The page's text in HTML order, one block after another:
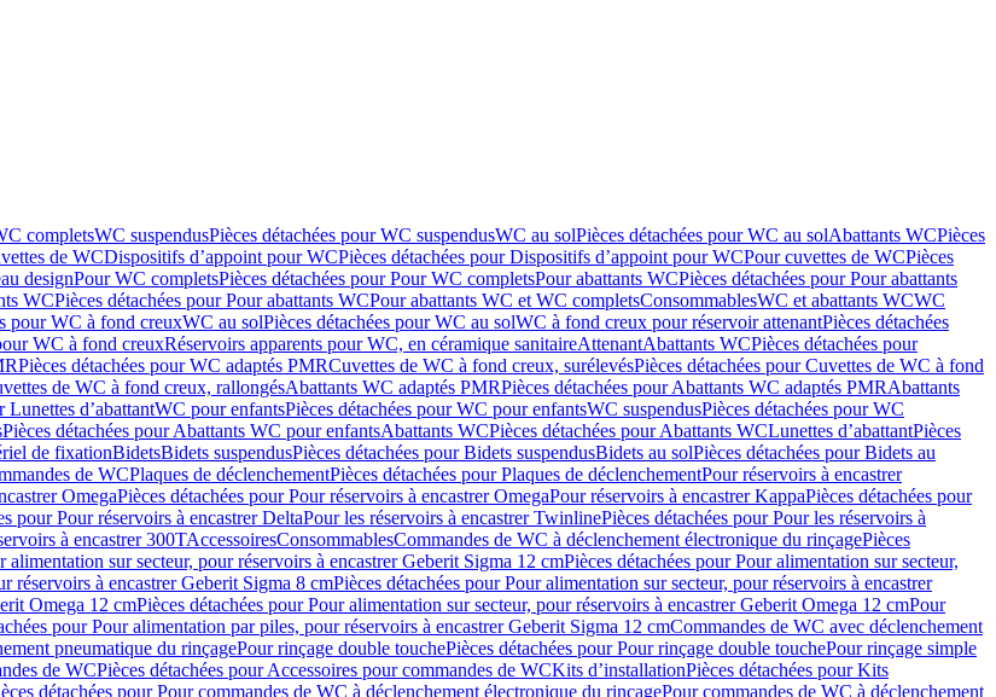
completsWC suspendusPièces détachées pour WC suspendusWC au solPièces détachées pour WC au solAbattants WCPièces
de WCDispositifs d’appoint pour WCPièces détachées pour Dispositifs d’appoint pour WCPour cuvettes de WCPièces
designPour WC completsPièces détachées pour Pour WC completsPour abattants WCPièces détachées pour Pour abattants
WCPièces détachées pour Pour abattants WCPour abattants WC et WC completsConsommablesWC et abattants WCWC
pour WC à fond creuxWC au solPièces détachées pour WC au solWC à fond creux pour réservoir attenantPièces détachées
WC à fond creuxRéservoirs apparents pour WC, en céramique sanitaireAttenantAbattants WCPièces détachées pour
Pièces détachées pour WC adaptés PMRCuvettes de WC à fond creux, surélevésPièces détachées pour Cuvettes de WC à fond
de WC à fond creux, rallongésAbattants WC adaptés PMRPièces détachées pour Abattants WC adaptés PMRAbattants
Lunettes d’abattantWC pour enfantsPièces détachées pour WC pour enfantsWC suspendusPièces détachées pour WC
Pièces détachées pour Abattants WC pour enfantsAbattants WCPièces détachées pour Abattants WCLunettes d’abattantPièces
de fixationBidetsBidets suspendusPièces détachées pour Bidets suspendusBidets au solPièces détachées pour Bidets au
de WCPlaques de déclenchementPièces détachées pour Plaques de déclenchementPour réservoirs à encastrer
OmegaPièces détachées pour Pour réservoirs à encastrer OmegaPour réservoirs à encastrer KappaPièces détachées pour
pour Pour réservoirs à encastrer DeltaPour les réservoirs à encastrer TwinlinePièces détachées pour Pour les réservoirs à
à encastrer 300TAccessoiresConsommablesCommandes de WC à déclenchement électronique du rinçagePièces
alimentation sur secteur, pour réservoirs à encastrer Geberit Sigma 12 cmPièces détachées pour Pour alimentation sur secteur,
réservoirs à encastrer Geberit Sigma 8 cmPièces détachées pour Pour alimentation sur secteur, pour réservoirs à encastrer
Omega 12 cmPièces détachées pour Pour alimentation sur secteur, pour réservoirs à encastrer Geberit Omega 12 cmPour
pour Pour alimentation par piles, pour réservoirs à encastrer Geberit Sigma 12 cmCommandes de WC avec déclenchement
pneumatique du rinçagePour rinçage double touchePièces détachées pour Pour rinçage double touchePour rinçage simple
de WCPièces détachées pour Accessoires pour commandes de WCKits d’installationPièces détachées pour Kits
détachées pour Pour commandes de WC à déclenchement électronique du rinçagePour commandes de WC à déclenchement